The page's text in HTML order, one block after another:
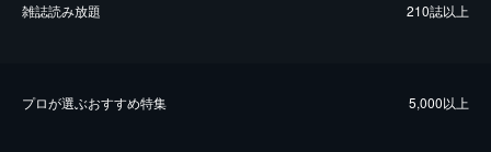
雑誌読み放題 210誌以上
プロが選ぶおすすめ特集 5,000以上